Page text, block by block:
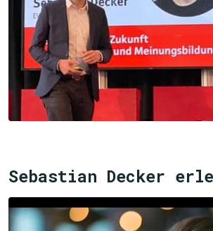
Sebastian Decker